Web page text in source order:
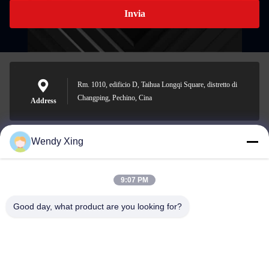
Invia
Address
Rm. 1010, edificio D, Taihua Longqi Square, distretto di
Changping, Pechino, Cina
jesingd@vip.sina.com
Wendy Xing
9:07 PM
Good day, what product are you looking for?